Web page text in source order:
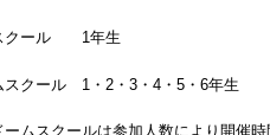
クール 1年生
スクール 1・2・3・4・5・6年生
スクールは参加人数により開催時